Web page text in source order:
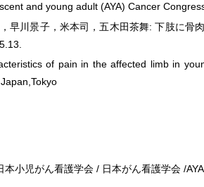
and young adult (AYA) Cancer
早川景子，米本司，五木田茶舞: 下肢に
of pain in the affected limb in
小児がん看護学会 / 日本がん看護学会 /